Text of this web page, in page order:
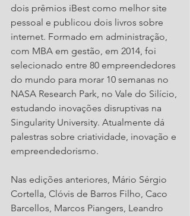
dois prêmios iBest como melhor site
pessoal e publicou dois livros sobre
internet. Formado em administração,
com MBA em gestão, em 2014, foi
selecionado entre 80 empreendedores
do mundo para morar 10 semanas no
NASA Research Park, no Vale do Silício,
estudando inovações disruptivas na
Singularity University. Atualmente dá
palestras sobre criatividade, inovação e
empreendedorismo.
Nas edições anteriores, Mário Sérgio
Cortella, Clóvis de Barros Filho, Caco
Barcellos, Marcos Piangers, Leandro